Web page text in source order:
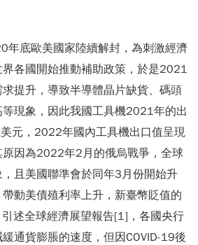
年底歐美國家陸續解封，為刺激經濟
各國開始推動補助政策，於是2021
提升，導致半導體晶片缺貨、碼頭
現象，因此我國工具機2021年的出
元，2022年國內工具機出口值呈現
因為2022年2月的俄烏戰爭，全球
且美國聯準會於同年3月份開始升
動美債殖利率上升，新臺幣貶值的
述全球經濟展望報告[1]，各國央行
通貨膨脹的速度，但因COVID-19後